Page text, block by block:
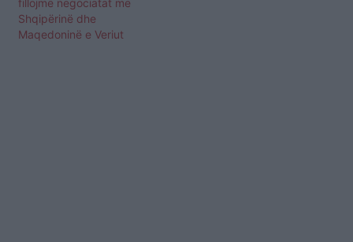
fillojmë negociatat me
Shqipërinë dhe
Maqedoninë e Veriut